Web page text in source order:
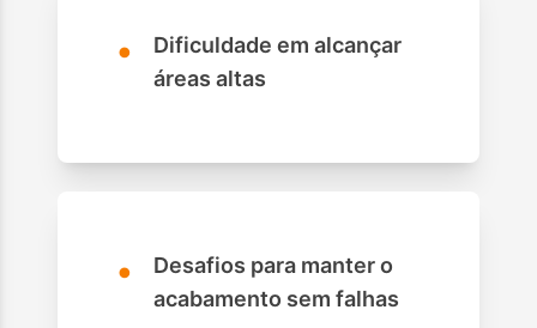
•
Dificuldade em alcançar
áreas altas
•
Desafios para manter o
acabamento sem falhas